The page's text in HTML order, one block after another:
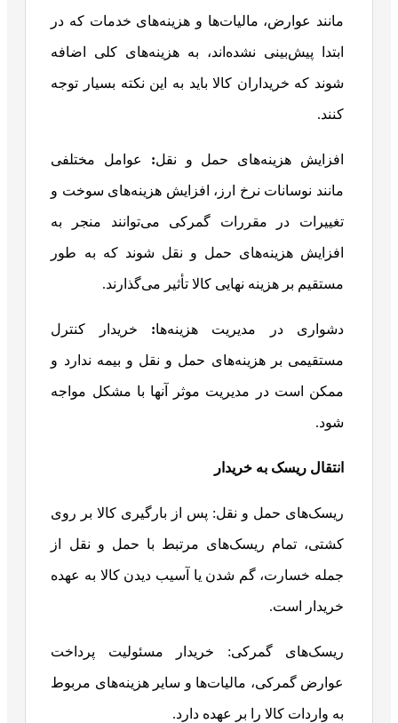
مانند عوارض، مالیات‌ها و هزینه‌های خدمات که در
ابتدا پیش‌بینی نشده‌اند، به هزینه‌های کلی اضافه
شوند که خریداران کالا باید به این نکته بسیار توجه
کنند.
افزایش هزینه‌های حمل و نقل: عوامل مختلفی
مانند نوسانات نرخ ارز، افزایش هزینه‌های سوخت و
تغییرات در مقررات گمرکی می‌توانند منجر به
افزایش هزینه‌های حمل و نقل شوند که به طور
مستقیم بر هزینه نهایی کالا تأثیر می‌گذارند.
دشواری در مدیریت هزینه‌ها: خریدار کنترل
مستقیمی بر هزینه‌های حمل و نقل و بیمه ندارد و
ممکن است در مدیریت موثر آنها با مشکل مواجه
شود.
انتقال ریسک به خریدار
ریسک‌های حمل و نقل: پس از بارگیری کالا بر روی
کشتی، تمام ریسک‌های مرتبط با حمل و نقل از
جمله خسارت، گم شدن یا آسیب دیدن کالا به عهده
خریدار است.
ریسک‌های گمرکی: خریدار مسئولیت پرداخت
عوارض گمرکی، مالیات‌ها و سایر هزینه‌های مربوط
به واردات کالا را بر عهده دارد.